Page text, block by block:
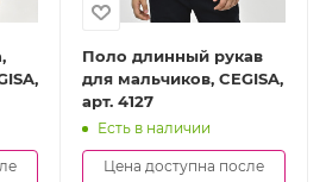
Поло длинный рукав
для мальчиков, CEGISA,
арт. 4127
Есть в наличии
Цена доступна после